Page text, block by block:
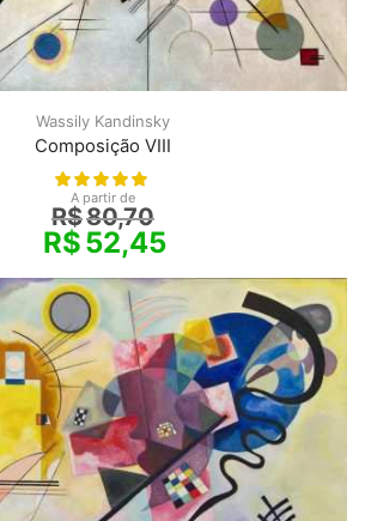
Wassily Kandinsky
Composição VIII
A partir de
R$80,70
R$52,45